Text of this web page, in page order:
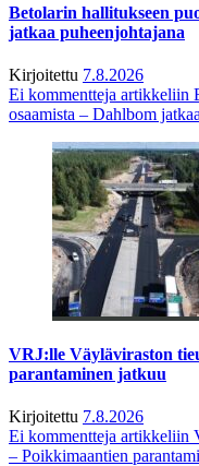
Betolarin hallitukseen
jatkaa puheenjohtajana
Kirjoitettu 7.8.2026
Ei kommentteja artikkeliin
osaamista – Dahlbom
VRJ:lle Väyläviraston
parantaminen jatkuu
Kirjoitettu 7.8.2026
Ei kommentteja artikkeliin
– Poikkimaantien